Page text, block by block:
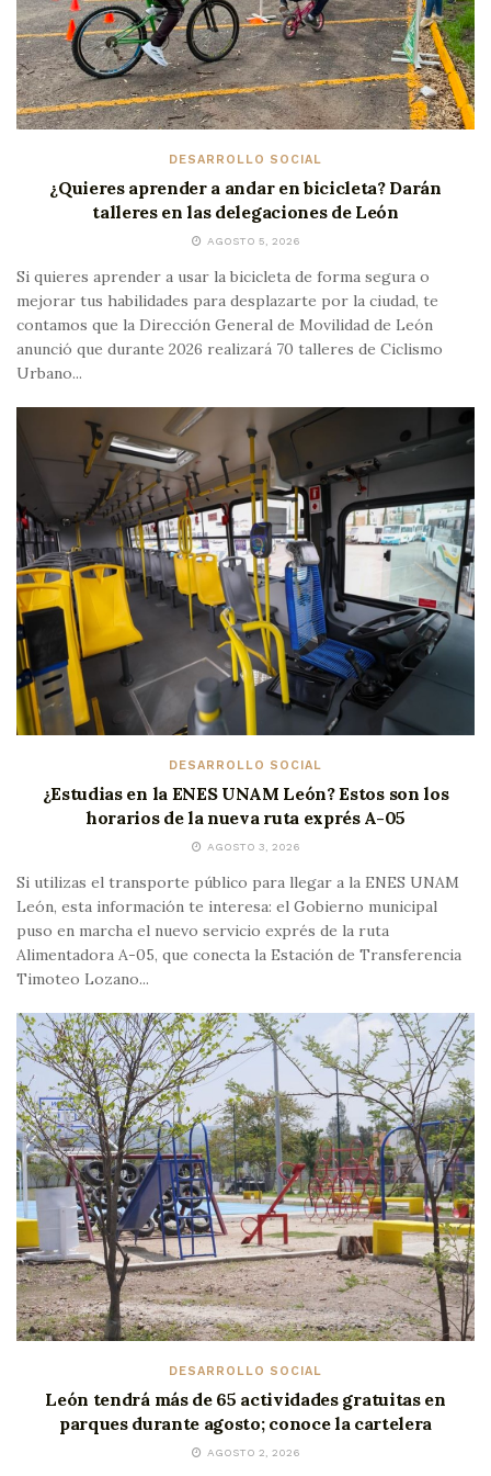
DESARROLLO SOCIAL
¿Quieres aprender a andar en bicicleta? Darán
talleres en las delegaciones de León
AGOSTO 5, 2026
Si quieres aprender a usar la bicicleta de forma segura o
mejorar tus habilidades para desplazarte por la ciudad, te
contamos que la Dirección General de Movilidad de León
anunció que durante 2026 realizará 70 talleres de Ciclismo
Urbano...
DESARROLLO SOCIAL
¿Estudias en la ENES UNAM León? Estos son los
horarios de la nueva ruta exprés A-05
AGOSTO 3, 2026
Si utilizas el transporte público para llegar a la ENES UNAM
León, esta información te interesa: el Gobierno municipal
puso en marcha el nuevo servicio exprés de la ruta
Alimentadora A-05, que conecta la Estación de Transferencia
Timoteo Lozano...
DESARROLLO SOCIAL
León tendrá más de 65 actividades gratuitas en
parques durante agosto; conoce la cartelera
AGOSTO 2, 2026